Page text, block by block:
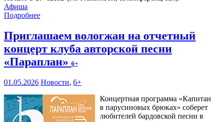
Афиша
Подробнее
Приглашаем вологжан на отчетный
концерт клуба авторской песни
«Параплан» 6+
01.05.2026 Новости, 6+
Концертная программа «Капитан
в парусиновых брюках» соберет
любителей бардовской песни в